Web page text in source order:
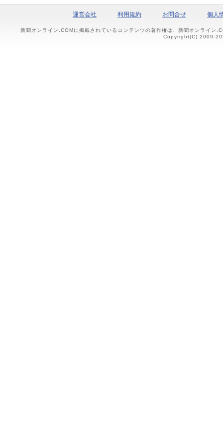
運営会社 利用規約 お問合せ 個人
新聞オンライン.COMに掲載されているコンテンツの著作権は、新聞オンライン
Copyright(C) 2009-